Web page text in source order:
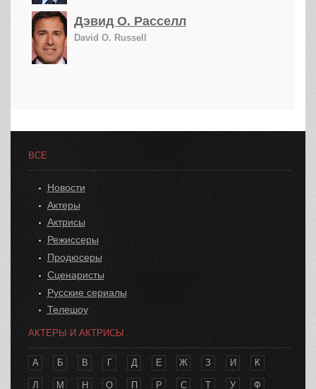
Дэвид О. Расселл
David O. Russell
ВСЕ
Новости
Актеры
Актрисы
Режиссеры
Продюсеры
Сценаристы
Русские сериалы
Телешоу
АКТЕРЫ И АКТРИСЫ
А Б В Г Д Е Ж З И К
Л М Н О П Р С Т У Ф